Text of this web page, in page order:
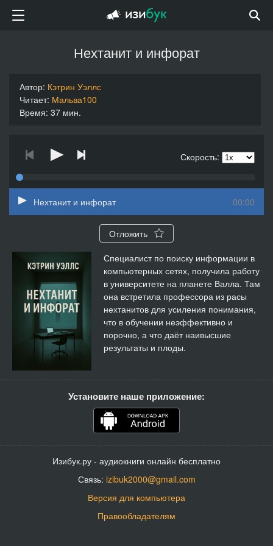
Нехтанит и инфорат
Автор: Кэтрин Уэллс
Читает: Мальва100
Время: 37 мин.
Скорость:
00:00
Нехтанит и инфорат
Отложить
Специалист по поиску информации в
компьютерных сетях, получила работу
в университете на планете Валла. Там
она встретила профессора из расы
нехтанитов для усиления понимания,
что в обучении неэффективно и
порочно, а что даёт наивысшие
результаты и плоды.
Установите наше приложение:
Изибук.ру - аудиокниги онлайн бесплатно
Связь: izibuk2000@gmail.com
Версия для компьютера
Правообладателям